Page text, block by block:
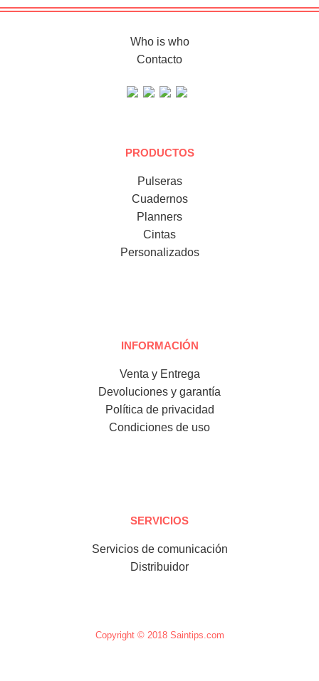
Who is who
Contacto
PRODUCTOS
Pulseras
Cuadernos
Planners
Cintas
Personalizados
INFORMACIÓN
Venta y Entrega
Devoluciones y garantía
Política de privacidad
Condiciones de uso
SERVICIOS
Servicios de comunicación
Distribuidor
Copyright © 2018 Saintips.com